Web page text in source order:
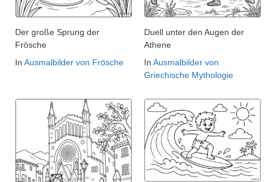
Der große Sprung der
Frösche
In Ausmalbilder von Frösche
Duell unter den Augen der
Athene
In Ausmalbilder von
Griechische Mythologie